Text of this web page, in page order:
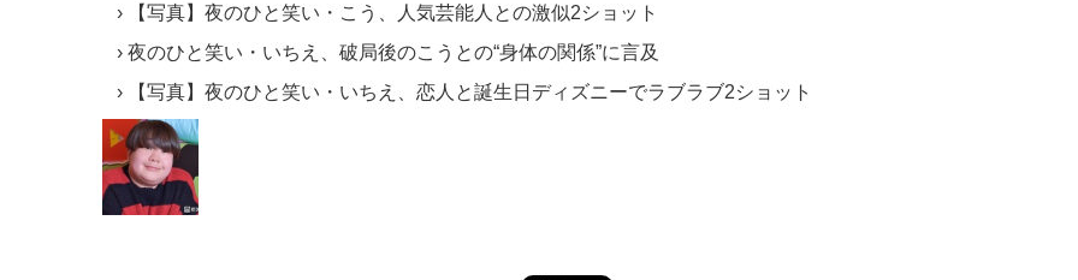
【写真】夜のひと笑い・こう、人気芸能人との激似2ショット
夜のひと笑い・いちえ、破局後のこうとの“身体の関係”に言及
【写真】夜のひと笑い・いちえ、恋人と誕生日ディズニーでラブラブ2ショット